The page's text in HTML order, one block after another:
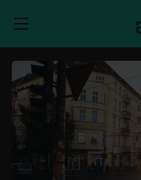
TALKWERK
REPORTAGE